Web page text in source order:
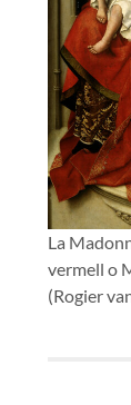
La
vermell o
(Rogier